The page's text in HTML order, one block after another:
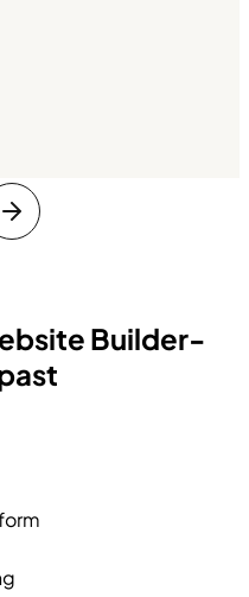
Builder-